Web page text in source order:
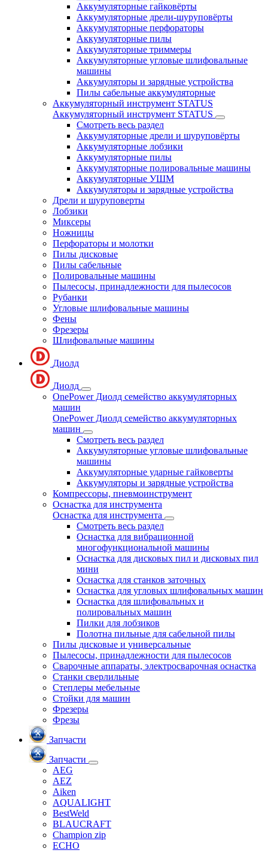
Аккумуляторные гайковёрты
Аккумуляторные дрели-шуруповёрты
Аккумуляторные перфораторы
Аккумуляторные пилы
Аккумуляторные триммеры
Аккумуляторные угловые шлифовальные
машины
Аккумуляторы и зарядные устройства
Пилы сабельные аккумуляторные
Аккумуляторный инструмент STATUS
Аккумуляторный инструмент STATUS
Смотреть весь раздел
Аккумуляторные дрели и шуруповёрты
Аккумуляторные лобзики
Аккумуляторные пилы
Аккумуляторные полировальные машины
Аккумуляторные УШМ
Аккумуляторы и зарядные устройства
Дрели и шуруповерты
Лобзики
Миксеры
Ножницы
Перфораторы и молотки
Пилы дисковые
Пилы сабельные
Полировальные машины
Пылесосы, принадлежности для пылесосов
Рубанки
Угловые шлифовальные машины
Фены
Фрезеры
Шлифовальные машины
Диолд
Диолд
OnePower Диолд семейство аккумуляторных
машин
OnePower Диолд семейство аккумуляторных
машин
Смотреть весь раздел
Аккумуляторные угловые шлифовальные
машины
Аккумуляторные ударные гайковерты
Аккумуляторы и зарядные устройства
Компрессоры, пневмоинструмент
Оснастка для инструмента
Оснастка для инструмента
Смотреть весь раздел
Оснастка для вибрационной
многофункциональной машины
Оснастка для дисковых пил и дисковых пил
мини
Оснастка для станков заточных
Оснастка для угловых шлифовальных машин
Оснастка для шлифовальных и
полировальных машин
Пилки для лобзиков
Полотна пильные для сабельной пилы
Пилы дисковые и универсальные
Пылесосы, принадлежности для пылесосов
Сварочные аппараты, электросварочная оснастка
Станки сверлильные
Степлеры мебельные
Стойки для машин
Фрезеры
Фрезы
Запчасти
Запчасти
AEG
AEZ
Aiken
AQUALIGHT
BestWeld
BLAUCRAFT
Champion zip
ECHO